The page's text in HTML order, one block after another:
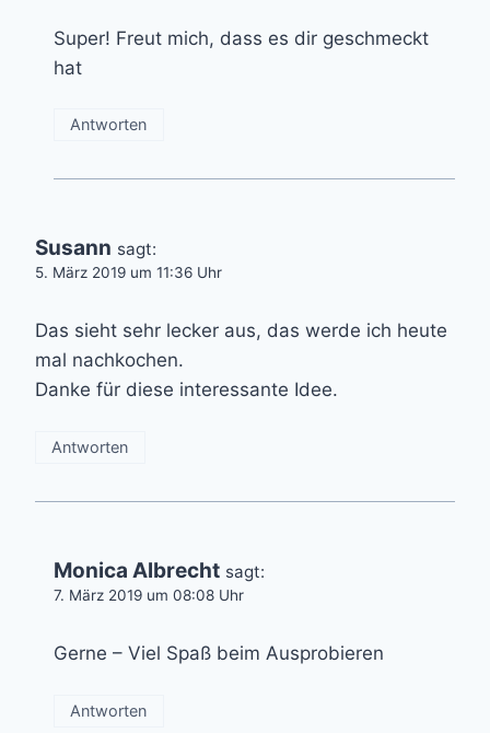
Super! Freut mich, dass es dir geschmeckt
hat
Antworten
Susann sagt:
5. März 2019 um 11:36 Uhr
Das sieht sehr lecker aus, das werde ich heute
mal nachkochen.
Danke für diese interessante Idee.
Antworten
Monica Albrecht sagt:
7. März 2019 um 08:08 Uhr
Gerne – Viel Spaß beim Ausprobieren
Antworten